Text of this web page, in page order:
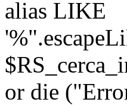
alias LIKE
or die